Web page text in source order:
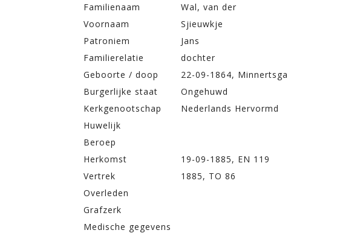
Familienaam
Wal, van der
Voornaam
Sjieuwkje
Patroniem
Jans
Familierelatie
dochter
Geboorte / doop
22-09-1864, Minnertsga
Burgerlijke staat
Ongehuwd
Kerkgenootschap
Nederlands Hervormd
Huwelijk
Beroep
Herkomst
19-09-1885, EN 119
Vertrek
1885, TO 86
Overleden
Grafzerk
Medische gegevens